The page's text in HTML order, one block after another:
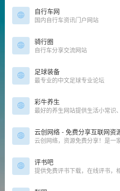
自行车网
国内自行车资讯门户网站
骑行圈
自行车分享交流网站
足球装备
最专业的中文足球专业论坛
彩牛养生
云创网络 - 免费分享互联网资
评书吧
提供免费评书下载，在线评书，